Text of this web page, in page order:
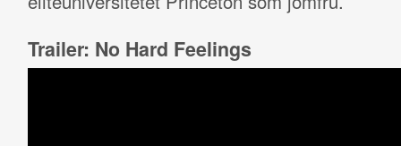
Trailer: No Hard Feelings